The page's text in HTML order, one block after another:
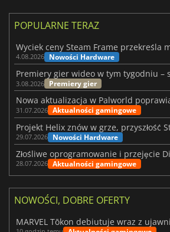
POPULARNE TERAZ
4.08.2026 Nowości Hardware
3.08.2026 Premiery gier
31.07.2026 Aktualności gamingowe
29.07.2026 Nowości Hardware
28.07.2026 Aktualności gamingowe
NOWOŚCI, DOBRE OFERTY